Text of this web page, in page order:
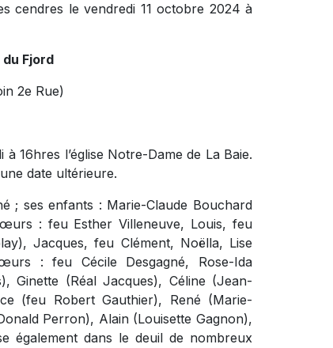
cendres le vendredi 11 octobre 2024 à
Fjord
2e Rue)
16hres l’église Notre-Dame de La Baie.
date ultérieure.
; ses enfants : Marie-Claude Bouchard
: feu Esther Villeneuve, Louis, feu
Jacques, feu Clément, Noëlla, Lise
: feu Cécile Desgagné, Rose-Ida
Ginette (Réal Jacques), Céline (Jean-
(feu Robert Gauthier), René (Marie-
Perron), Alain (Louisette Gagnon),
également dans le deuil de nombreux